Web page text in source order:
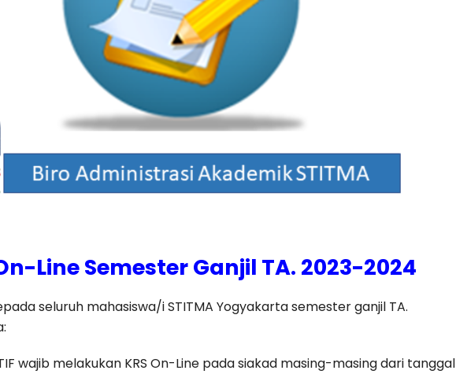
Line Semester Ganjil TA. 2023-2024
seluruh mahasiswa/i STITMA Yogyakarta semester ganjil TA.
wajib melakukan KRS On-Line pada siakad masing-masing dari tanggal